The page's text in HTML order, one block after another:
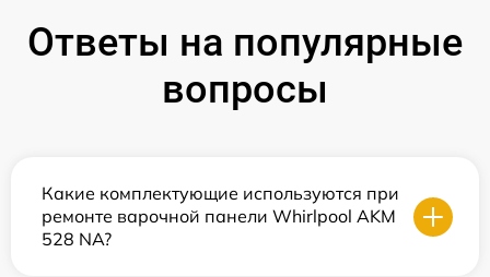
Ответы на популярные
вопросы
Какие комплектующие используются при
ремонте варочной панели Whirlpool AKM
528 NA?